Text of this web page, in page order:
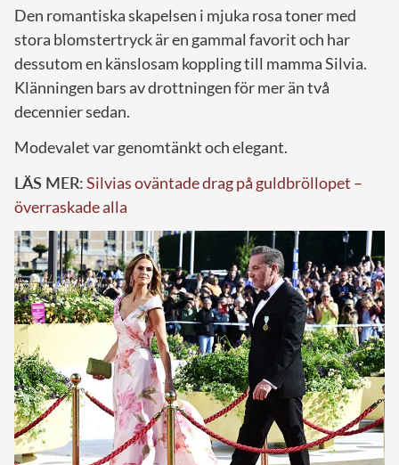
Den romantiska skapelsen i mjuka rosa toner med
stora blomstertryck är en gammal favorit och har
dessutom en känslosam koppling till mamma Silvia.
Klänningen bars av drottningen för mer än två
decennier sedan.
Modevalet var genomtänkt och elegant.
LÄS MER:Silvias oväntade drag på guldbröllopet –
överraskade alla